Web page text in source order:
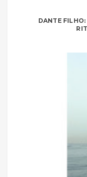
DANTE FILHO: